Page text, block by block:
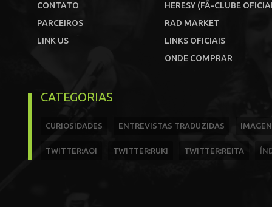
CONTATO
PARCEIROS
LINK US
HERESY (FÃ-CLUBE
RAD MARKET
LINKS OFICIAIS
ONDE COMPRAR
CATEGORIAS
CURIOSIDADES ENTREVISTAS TRADUZIDAS
TWITTER:AOI TWITTER:RUKI TWITTER:REITA